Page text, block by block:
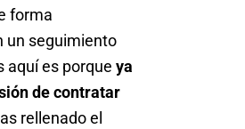
forma
un seguimiento
aquí es porque ya
de contratar
rellenado el